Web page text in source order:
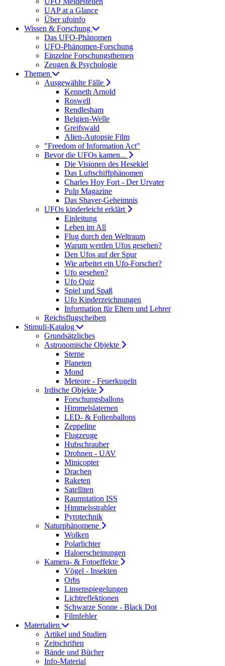
UAP at a Glance
Über ufoinfo
Wissen & Forschung
Das UFO-Phänomen
UFO-Phänomen-Forschung
Einzelne Forschungsthemen
Zeugen & Psychologie
Themen
Ausgewählte Fälle
Kenneth Arnold
Roswell
Rendlesham
Belgien-Welle
Greifswald
Alien-Autopsie Film
"Freedom of Information Act"
Bevor die UFOs kamen...
Die Visionen des Hesekiel
Das Luftschiffphänomen
Charles Hoy Fort - Der Urvater
Pulp Magazine
Das Shaver-Geheimnis
UFOs kinderleicht erklärt
Einleitung
Leben im All
Flug durch den Weltraum
Warum werden Ufos gesehen?
Den Ufos auf der Spur
Wie arbeitet ein Ufo-Forscher?
Ufo gesehen?
Ufo Quiz
Spiel und Spaß
Ufo Kinderzeichnungen
Information für Eltern und Lehrer
Reichsflugscheiben
Stimuli-Katalog
Grundsätzliches
Astronomische Objekte
Sterne
Planeten
Mond
Meteore - Feuerkugeln
Irdische Objekte
Forschungsballons
Himmelslaternen
LED- & Folienballons
Zeppeline
Flugzeuge
Hubschrauber
Drohnen - UAV
Minicopter
Drachen
Raketen
Satelliten
Raumstation ISS
Himmelsstrahler
Pyrotechnik
Naturphänomene
Wolken
Polarlichter
Haloerscheinungen
Kamera- & Fotoeffekte
Vögel - Insekten
Orbs
Linsenspiegelungen
Lichtreflektionen
Schwarze Sonne - Black Dot
Filmfehler
Materialien
Artikel und Studien
Zeitschriften
Bände und Bücher
Info-Material